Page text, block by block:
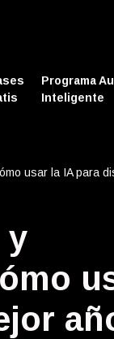
Programa
Inteligente
usar la IA para
y